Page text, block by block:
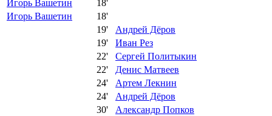
Игорь Вашетин
18'
Игорь Вашетин
18'
19'
Андрей Дёров
19'
Иван Рез
22'
Сергей Политыкин
22'
Денис Матвеев
24'
Артем Лекнин
24'
Андрей Дёров
30'
Александр Попков